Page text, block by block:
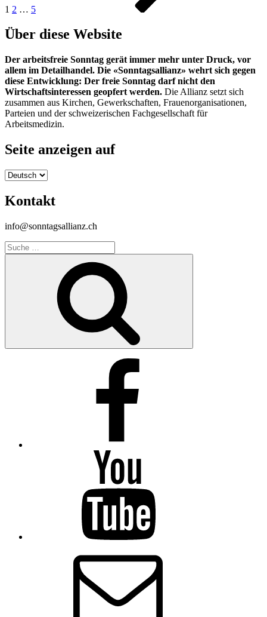
1 2 … 5
Über diese Website
Der arbeitsfreie Sonntag gerät immer mehr unter Druck, vor
allem im Detailhandel. Die «Sonntagsallianz» wehrt sich gegen
diese Entwicklung: Der freie Sonntag darf nicht den
Wirtschaftsinteressen geopfert werden. Die Allianz setzt sich
zusammen aus Kirchen, Gewerkschaften, Frauenorganisationen,
Parteien und der schweizerischen Fachgesellschaft für
Arbeitsmedizin.
Seite anzeigen auf
Seite
auf
Kontakt
info@sonntagsallianz.ch
Suche
nach: